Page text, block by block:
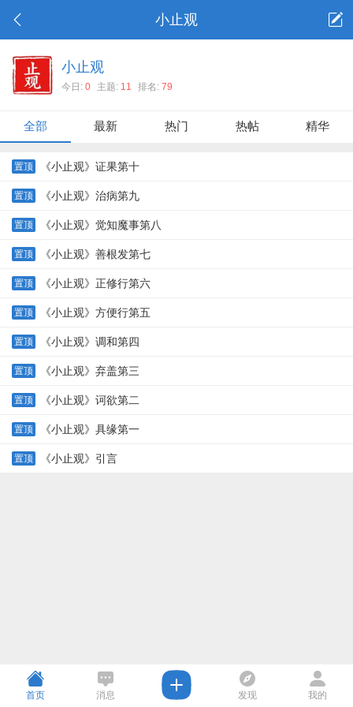
小止观
小止观
今日: 0 主题: 11 排名: 79
全部 最新 热门 热帖 精华
置顶 《小止观》证果第十
置顶 《小止观》治病第九
置顶 《小止观》觉知魔事第八
置顶 《小止观》善根发第七
置顶 《小止观》正修行第六
置顶 《小止观》方便行第五
置顶 《小止观》调和第四
置顶 《小止观》弃盖第三
置顶 《小止观》诃欲第二
置顶 《小止观》具缘第一
置顶 《小止观》引言
首页 消息 发现 我的